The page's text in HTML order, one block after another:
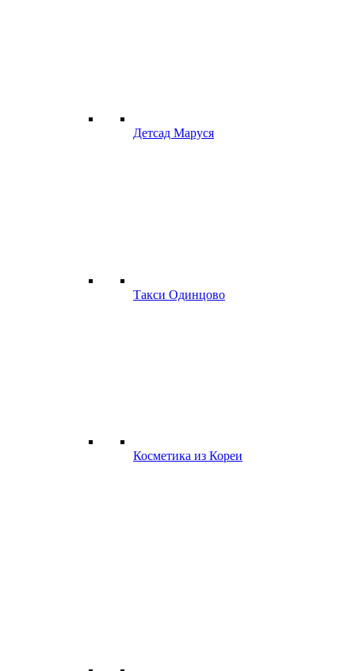
Детсад Маруся
Такси Одинцово
Косметика из Кореи